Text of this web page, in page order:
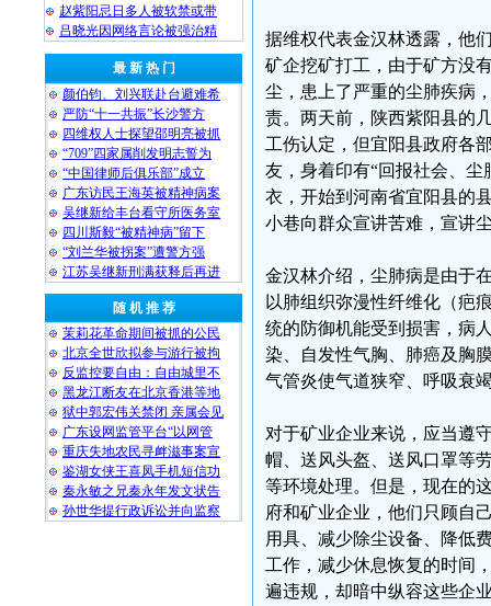
赵紫阳忌日多人被软禁或带
吕晓光因网络言论被强治精
最 新 热 门
颜伯钧、刘兴联赴台避难希
严防“十一共振”长沙警方
四维权人士探望邵明亮被抓
“709”四家属削发明志誓为
“中国律师后俱乐部”成立
广东访民王海英被精神病案
吴继新给丰台看守所医务室
四川斯毅“被精神病”留下
“刘兰华被拐案”遭警方强
江苏吴继新刑满获释后再进
随 机 推 荐
茉莉花革命期间被抓的公民
北京全世欣拟参与游行被拘
反监控要自由：自由城里不
黑龙江断友在北京香港等地
狱中郭宏伟关禁闭 亲属会见
广东设网监管平台“以网管
重庆失地农民寻衅滋事案宣
鉴湖女侠王喜凤手机短信功
秦永敏之兄秦永年发文状告
孙世华提行政诉讼并向监察
据维权代表金汉林透露，他
矿企挖矿打工，由于矿方没
尘，患上了严重的尘肺疾病
责。两天前，陕西紫阳县的
工伤认定，但宜阳县政府各
友，身着印有“回报社会、
衣，开始到河南省宜阳县的
小巷向群众宣讲苦难，宣讲
金汉林介绍，尘肺病是由于
以肺组织弥漫性纤维化（疤
统的防御机能受到损害，病
染、自发性气胸、肺癌及胸
气管炎使气道狭窄、呼吸衰
对于矿业企业来说，应当遵
帽、送风头盔、送风口罩等
等环境处理。但是，现在的
府和矿业企业，他们只顾自
用具、减少除尘设备、降低
工作，减少休息恢复的时间
遍违规，却暗中纵容这些企